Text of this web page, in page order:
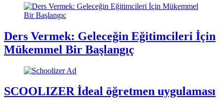
Ders Vermek: Geleceğin Eğitimcileri İçin
Mükemmel Bir Başlangıç
SCOOLIZER İdeal öğretmen uygulaması